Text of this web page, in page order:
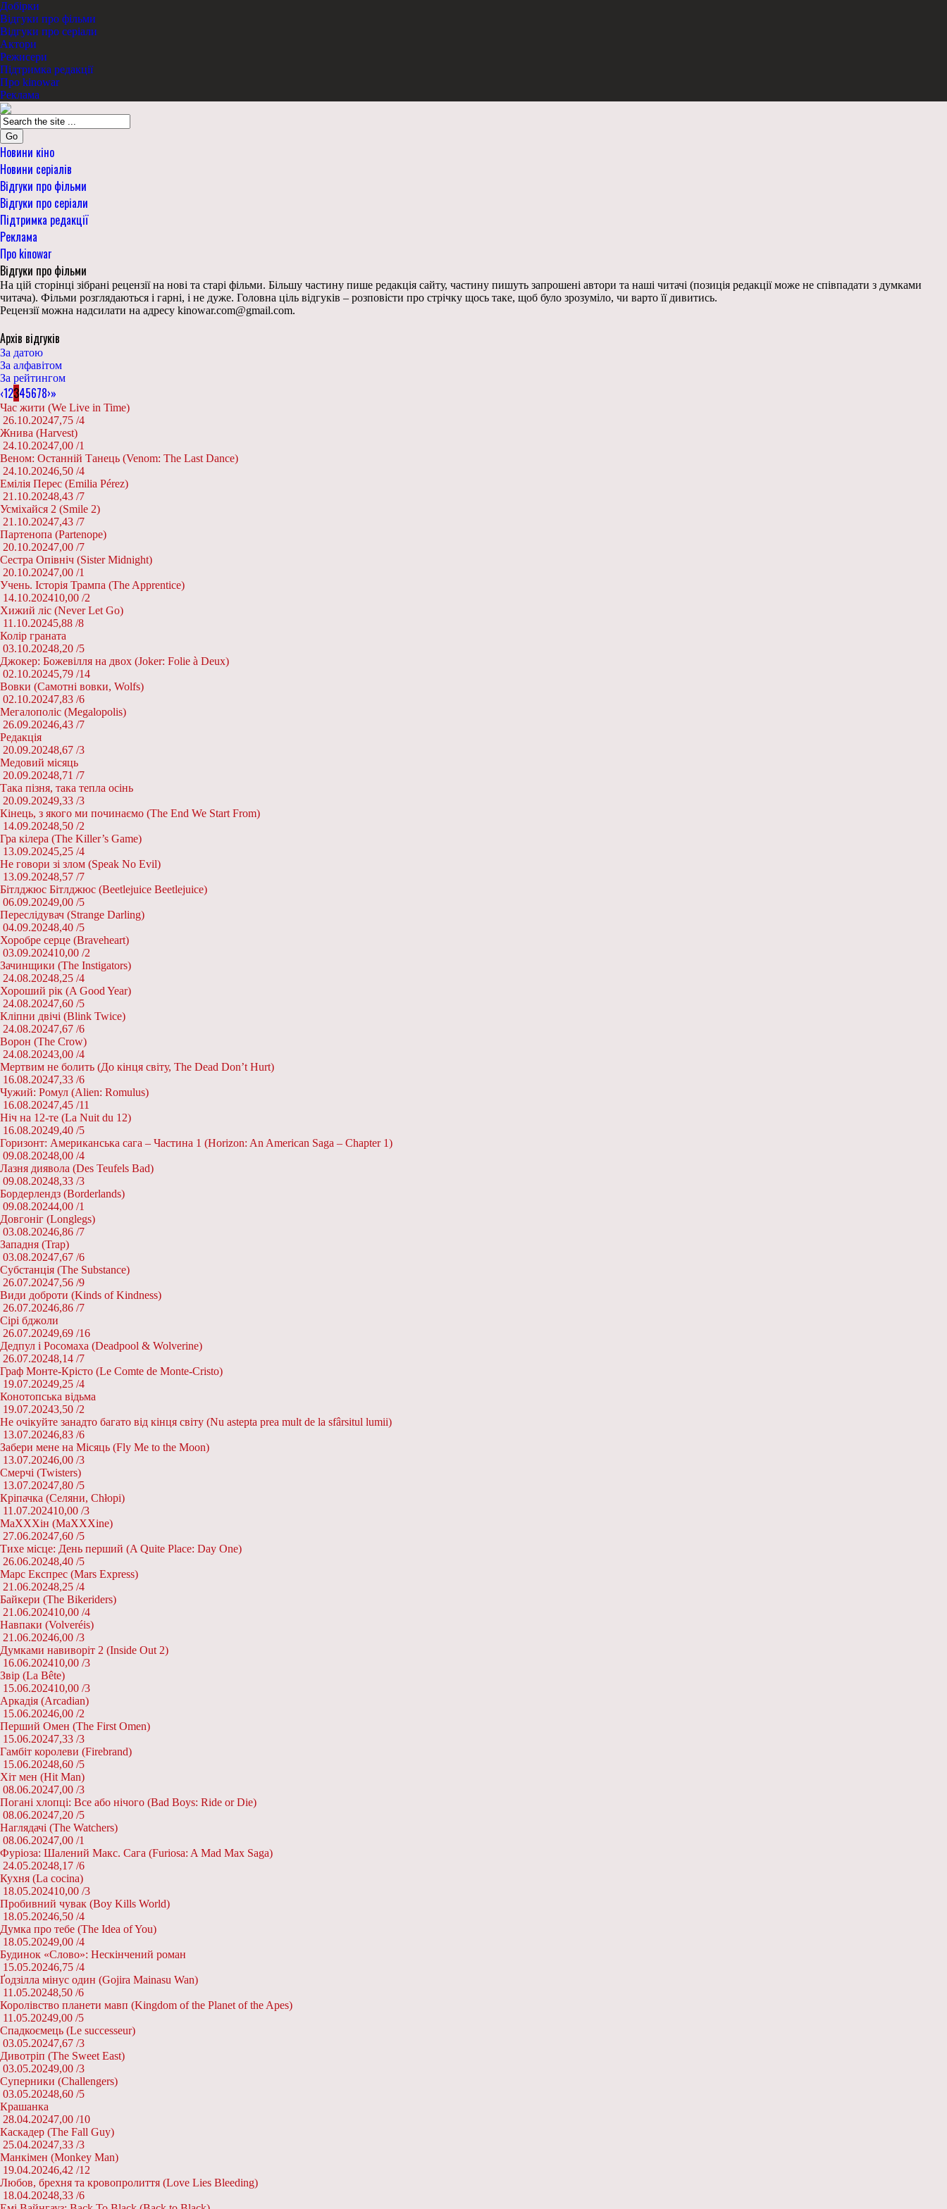
Добірки
Відгуки про фільми
Відгуки про серіали
Актори
Режисери
Підтримка редакції
Про kinowar
Реклама
Go
Новини кіно
Новини серіалів
Відгуки про фільми
Відгуки про серіали
Підтримка редакції
Реклама
Про kinowar
Відгуки про фільми
На цій сторінці зібрані рецензії на нові та старі фільми. Більшу частину пише редакція сайту, частину пишуть запрошені автори та наші читачі (позиція редакції може не співпадати з думками
читача). Фільми розглядаються і гарні, і не дуже. Головна ціль відгуків – розповісти про стрічку щось таке, щоб було зрозуміло, чи варто її дивитись.
Рецензії можна надсилати на адресу kinowar.com@gmail.com.
Архів відгуків
За датою
За алфавітом
За рейтингом
‹12345678›»
Час жити (We Live in Time)
26.10.20247,75 /4
Жнива (Harvest)
24.10.20247,00 /1
Веном: Останній Танець (Venom: The Last Dance)
24.10.20246,50 /4
Емілія Перес (Emilia Pérez)
21.10.20248,43 /7
Усміхайся 2 (Smile 2)
21.10.20247,43 /7
Партенопа (Partenope)
20.10.20247,00 /7
Сестра Опівніч (Sister Midnight)
20.10.20247,00 /1
Учень. Історія Трампа (The Apprentice)
14.10.202410,00 /2
Хижий ліс (Never Let Go)
11.10.20245,88 /8
Колір граната
03.10.20248,20 /5
Джокер: Божевілля на двох (Joker: Folie à Deux)
02.10.20245,79 /14
Вовки (Самотні вовки, Wolfs)
02.10.20247,83 /6
Мегалополіс (Megalopolis)
26.09.20246,43 /7
Редакція
20.09.20248,67 /3
Медовий місяць
20.09.20248,71 /7
Така пізня, така тепла осінь
20.09.20249,33 /3
Кінець, з якого ми починаємо (The End We Start From)
14.09.20248,50 /2
Гра кілера (The Killer’s Game)
13.09.20245,25 /4
Не говори зі злом (Speak No Evil)
13.09.20248,57 /7
Бітлджюс Бітлджюс (Beetlejuice Beetlejuice)
06.09.20249,00 /5
Переслідувач (Strange Darling)
04.09.20248,40 /5
Хоробре серце (Braveheart)
03.09.202410,00 /2
Зачинщики (The Instigators)
24.08.20248,25 /4
Хороший рік (A Good Year)
24.08.20247,60 /5
Кліпни двічі (Blink Twice)
24.08.20247,67 /6
Ворон (The Crow)
24.08.20243,00 /4
Мертвим не болить (До кінця світу, The Dead Don’t Hurt)
16.08.20247,33 /6
Чужий: Ромул (Alien: Romulus)
16.08.20247,45 /11
Ніч на 12-те (La Nuit du 12)
16.08.20249,40 /5
Горизонт: Американська сага – Частина 1 (Horizon: An American Saga – Chapter 1)
09.08.20248,00 /4
Лазня диявола (Des Teufels Bad)
09.08.20248,33 /3
Бордерлендз (Borderlands)
09.08.20244,00 /1
Довгоніг (Longlegs)
03.08.20246,86 /7
Западня (Trap)
03.08.20247,67 /6
Субстанція (The Substance)
26.07.20247,56 /9
Види доброти (Kinds of Kindness)
26.07.20246,86 /7
Сірі бджоли
26.07.20249,69 /16
Дедпул і Росомаха (Deadpool & Wolverine)
26.07.20248,14 /7
Граф Монте-Крісто (Le Comte de Monte-Cristo)
19.07.20249,25 /4
Конотопська відьма
19.07.20243,50 /2
Не очікуйте занадто багато від кінця світу (Nu astepta prea mult de la sfârsitul lumii)
13.07.20246,83 /6
Забери мене на Місяць (Fly Me to the Moon)
13.07.20246,00 /3
Смерчі (Twisters)
13.07.20247,80 /5
Кріпачка (Селяни, Chłopi)
11.07.202410,00 /3
МаXXXін (MaXXXine)
27.06.20247,60 /5
Тихе місце: День перший (A Quite Place: Day One)
26.06.20248,40 /5
Марс Експрес (Mars Express)
21.06.20248,25 /4
Байкери (The Bikeriders)
21.06.202410,00 /4
Навпаки (Volveréis)
21.06.20246,00 /3
Думками навиворіт 2 (Inside Out 2)
16.06.202410,00 /3
Звір (La Bête)
15.06.202410,00 /3
Аркадія (Arcadian)
15.06.20246,00 /2
Перший Омен (The First Omen)
15.06.20247,33 /3
Гамбіт королеви (Firebrand)
15.06.20248,60 /5
Хіт мен (Hit Man)
08.06.20247,00 /3
Погані хлопці: Все або нічого (Bad Boys: Ride or Die)
08.06.20247,20 /5
Наглядачі (The Watchers)
08.06.20247,00 /1
Фуріоза: Шалений Макс. Сага (Furiosa: A Mad Max Saga)
24.05.20248,17 /6
Кухня (La cocina)
18.05.202410,00 /3
Пробивний чувак (Boy Kills World)
18.05.20246,50 /4
Думка про тебе (The Idea of You)
18.05.20249,00 /4
Будинок «Слово»: Нескінчений роман
15.05.20246,75 /4
Ґодзілла мінус один (Gojira Mainasu Wan)
11.05.20248,50 /6
Королівство планети мавп (Kingdom of the Planet of the Apes)
11.05.20249,00 /5
Спадкоємець (Le successeur)
03.05.20247,67 /3
Дивотріп (The Sweet East)
03.05.20249,00 /3
Суперники (Challengers)
03.05.20248,60 /5
Крашанка
28.04.20247,00 /10
Каскадер (The Fall Guy)
25.04.20247,33 /3
Манкімен (Monkey Man)
19.04.20246,42 /12
Любов, брехня та кровопролиття (Love Lies Bleeding)
18.04.20248,33 /6